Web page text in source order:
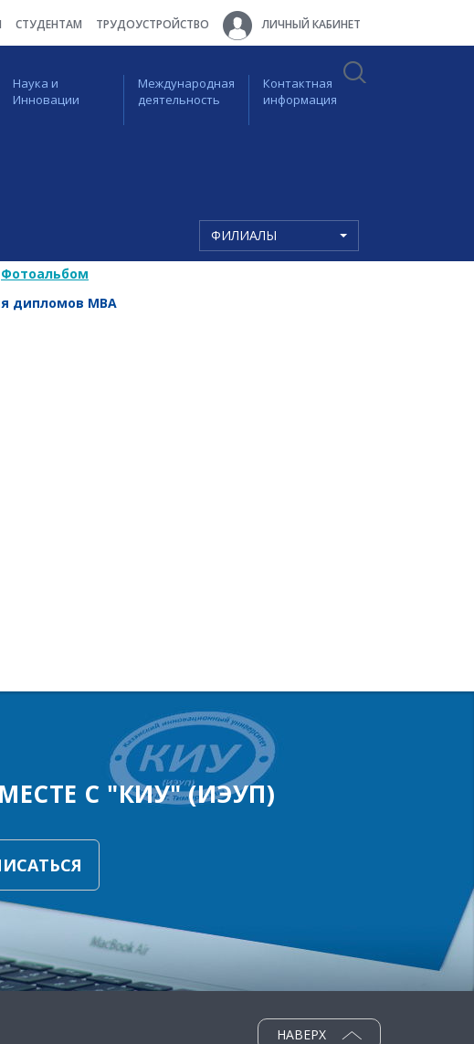
СТУДЕНТАМ ТРУДОУСТРОЙСТВО ЛИЧНЫЙ КАБИНЕТ
Наука и
Инновации
Международная
деятельность
Контактная
информация
ФИЛИАЛЫ
Фотоальбом
дипломов MBA
С "КИУ" (ИЭУП)
НАВЕРХ